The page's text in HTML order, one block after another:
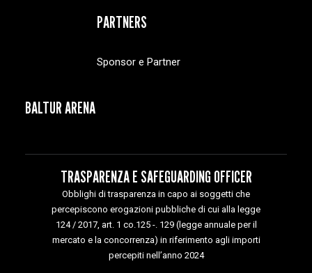
PARTNERS
Sponsor e Partner
BALTUR ARENA
TRASPARENZA E SAFEGUARDING OFFICER
Obblighi di trasparenza in capo ai soggetti che
percepiscono erogazioni pubbliche di cui alla legge
124 / 2017, art. 1 co.125 -. 129 (legge annuale per il
mercato e la concorrenza) in riferimento agli importi
percepiti nell’anno 2024